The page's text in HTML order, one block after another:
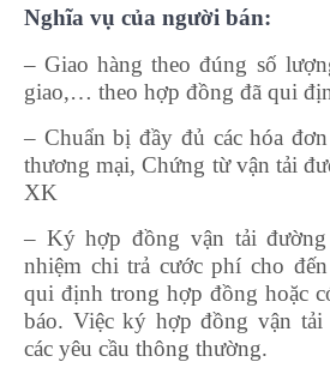
Nghĩa vụ của người bán:
– Giao hàng theo đúng số
giao,… theo hợp đồng đã qui
– Chuẩn bị đầy đủ các hóa
thương mại, Chứng từ vận tải
XK
– Ký hợp đồng vận tải
nhiệm chi trả cước phí cho
qui định trong hợp đồng hoặc
báo. Việc ký hợp đồng vận tải
các yêu cầu thông thường.